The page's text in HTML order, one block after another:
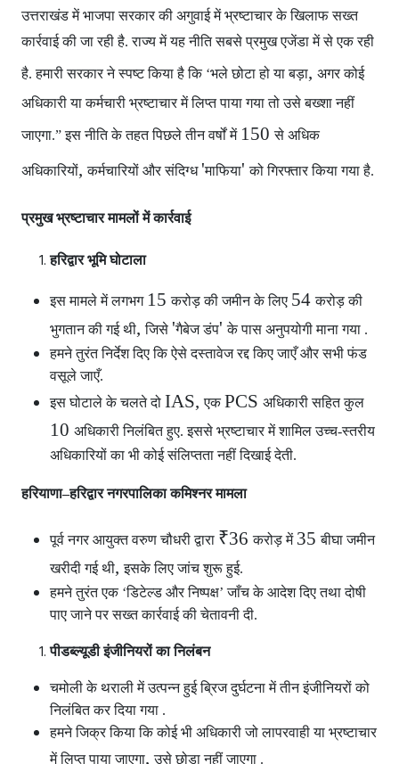
उत्तराखंड में भाजपा सरकार की अगुवाई में भ्रष्टाचार के खिलाफ सख्त
कार्रवाई की जा रही है. राज्य में यह नीति सबसे प्रमुख एजेंडा में से एक रही
है. हमारी सरकार ने स्पष्ट किया है कि ‘भले छोटा हो या बड़ा, अगर कोई
अधिकारी या कर्मचारी भ्रष्टाचार में लिप्त पाया गया तो उसे बख्शा नहीं
जाएगा.” इस नीति के तहत पिछले तीन वर्षों में 150से अधिक
अधिकारियों,कर्मचारियों और संदिग्ध 'माफिया'को गिरफ्तार किया गया है.
प्रमुख भ्रष्टाचार मामलों में कार्रवाई
हरिद्वार भूमि घोटाला
इस मामले में लगभग 15करोड़ की जमीन के लिए 54करोड़ की
भुगतान की गई थी,जिसे 'गैबेज डंप'के पास अनुपयोगी माना गया .
हमने तुरंत निर्देश दिए कि ऐसे दस्तावेज रद्द किए जाएँ और सभी फंड
वसूले जाएँ.
इस घोटाले के चलते दो IAS,एकPCS अधिकारी सहित कुल
10 अधिकारी निलंबित हुए. इससे भ्रष्टाचार में शामिल उच्च-स्तरीय
अधिकारियों का भी कोई संलिप्तता नहीं दिखाई देती.
हरियाणा–हरिद्वार नगरपालिका कमिश्नर मामला
पूर्व नगर आयुक्त वरुण चौधरी द्वारा ₹36करोड़ में 35बीघा जमीन
खरीदी गई थी,इसके लिए जांच शुरू हुई.
हमने तुरंत एक ‘डिटेल्ड और निष्पक्ष’ जाँच के आदेश दिए तथा दोषी
पाए जाने पर सख्त कार्रवाई की चेतावनी दी.
पीडब्ल्यूडी इंजीनियरों का निलंबन
चमोली के थराली में उत्पन्न हुई ब्रिज दुर्घटना में तीन इंजीनियरों को
निलंबित कर दिया गया .
हमने जिक्र किया कि कोई भी अधिकारी जो लापरवाही या भ्रष्टाचार
में लिप्त पाया जाएगा,उसे छोड़ा नहीं जाएगा .